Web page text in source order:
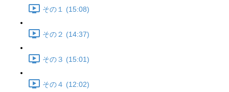
その１ (15:08)
その２ (14:37)
その３ (15:01)
その４ (12:02)